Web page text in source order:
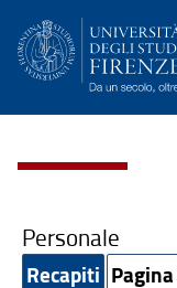
Personale
Recapiti